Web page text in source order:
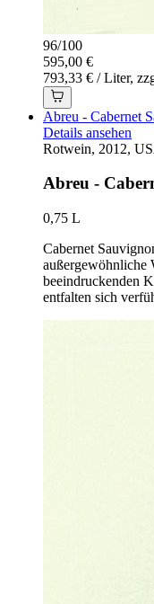
96/100
595,00 €
793,33 € / Liter,
Abreu - Cabernet
Details ansehen
Rotwein, 2012,
Abreu -
0,75 L
Cabernet
außergewöhnliche
beeindruckenden
entfalten sich